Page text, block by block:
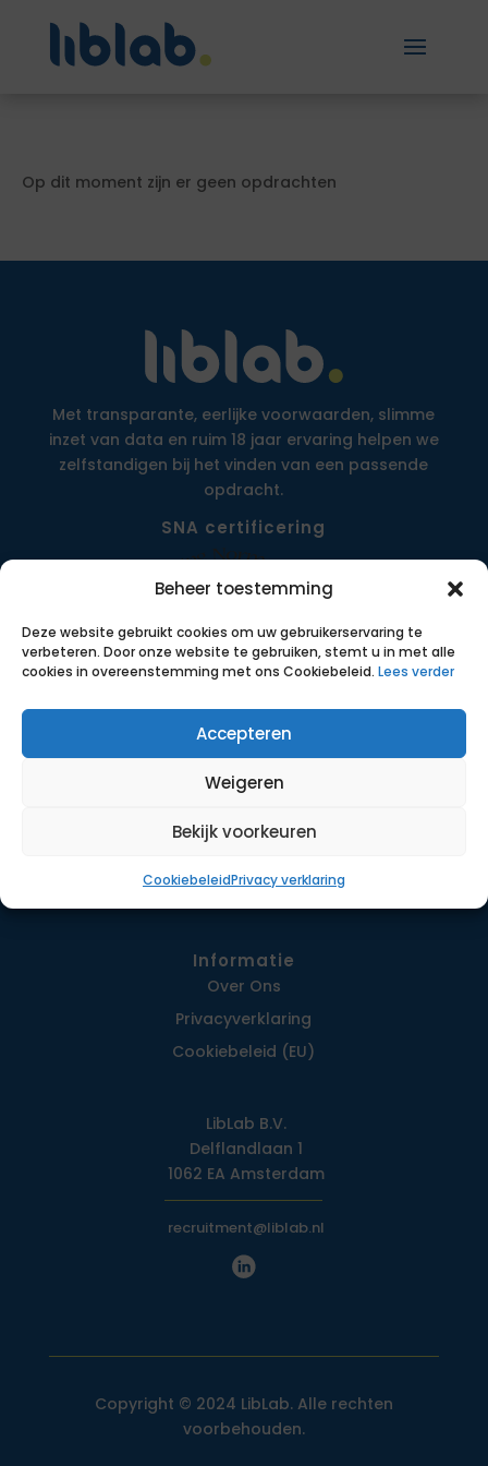
Beheer toestemming
Deze website gebruikt cookies om uw gebruikerservaring te
verbeteren. Door onze website te gebruiken, stemt u in met alle
cookies in overeenstemming met ons Cookiebeleid. Lees verder
Accepteren
Weigeren
Bekijk voorkeuren
CookiebeleidPrivacy verklaring
Op dit moment zijn er geen opdrachten
Met transparante, eerlijke voorwaarden, slimme
inzet van data en ruim 18 jaar ervaring helpen we
zelfstandigen bij het vinden van een passende
opdracht.
SNA certificering
Opdrachten
Werkwijze
Contact
Informatie
Over Ons
Privacy­verklaring
Cookiebeleid (EU)
LibLab B.V.
Delflandlaan 1
1062 EA Amsterdam
recruitment@liblab.nl
Copyright © 2024 LibLab. Alle rechten
voorbehouden.